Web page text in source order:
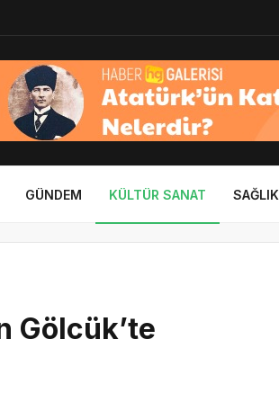
GÜNDEM KÜLTÜR SANAT SAĞLIK
Gölcük’te